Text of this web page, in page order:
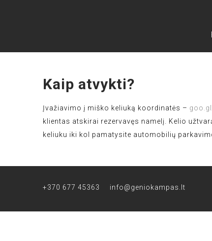
Kaip atvykti?
Įvažiavimo į miško keliuką koordinatės –
klientas atskirai rezervavęs namelį. Kelio
keliuku iki kol pamatysite automobilių
+370 677 45363 info@geniokampas.lt